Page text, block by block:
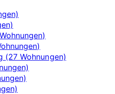
(27 Wohnungen)